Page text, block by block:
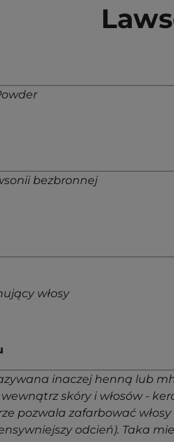
bezbronnej
włosy
inaczej henną lub
skóry i włosów -
pozwala zafarbować
odcień). Taka